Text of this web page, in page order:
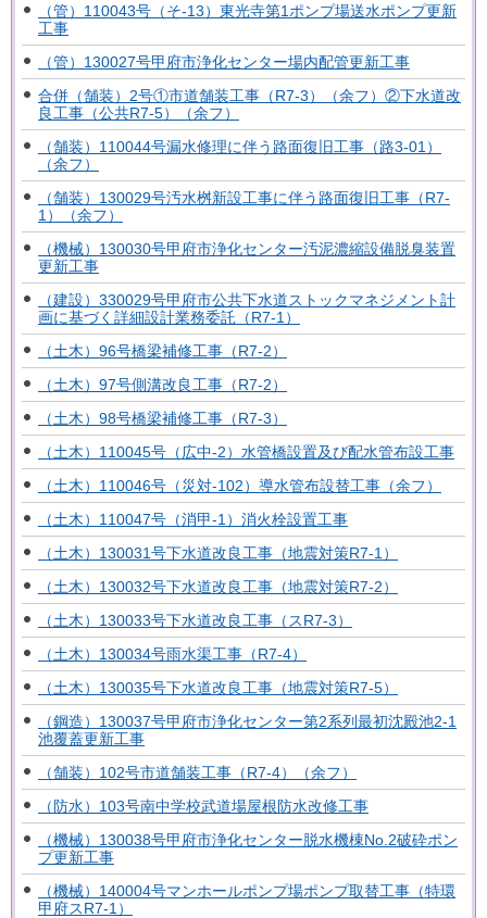
（管）110043号（そ-13）東光寺第1ポンプ場送水ポンプ更新
工事
（管）130027号甲府市浄化センター場内配管更新工事
合併（舗装）2号①市道舗装工事（R7-3）（余フ）②下水道改
良工事（公共R7-5）（余フ）
（舗装）110044号漏水修理に伴う路面復旧工事（路3-01）
（余フ）
（舗装）130029号汚水桝新設工事に伴う路面復旧工事（R7-
1）（余フ）
（機械）130030号甲府市浄化センター汚泥濃縮設備脱臭装置
更新工事
（建設）330029号甲府市公共下水道ストックマネジメント計
画に基づく詳細設計業務委託（R7-1）
（土木）96号橋梁補修工事（R7-2）
（土木）97号側溝改良工事（R7-2）
（土木）98号橋梁補修工事（R7-3）
（土木）110045号（広中-2）水管橋設置及び配水管布設工事
（土木）110046号（災対-102）導水管布設替工事（余フ）
（土木）110047号（消甲-1）消火栓設置工事
（土木）130031号下水道改良工事（地震対策R7-1）
（土木）130032号下水道改良工事（地震対策R7-2）
（土木）130033号下水道改良工事（スR7-3）
（土木）130034号雨水渠工事（R7-4）
（土木）130035号下水道改良工事（地震対策R7-5）
（鋼造）130037号甲府市浄化センター第2系列最初沈殿池2-1
池覆蓋更新工事
（舗装）102号市道舗装工事（R7-4）（余フ）
（防水）103号南中学校武道場屋根防水改修工事
（機械）130038号甲府市浄化センター脱水機棟No.2破砕ポン
プ更新工事
（機械）140004号マンホールポンプ場ポンプ取替工事（特環
甲府スR7-1）